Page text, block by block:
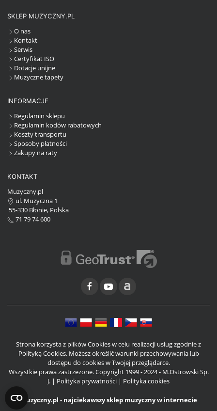
SKLEP MUZYCZNY.PL
O nas
Kontakt
Serwis
Certyfikat ISO
Dotacje unijne
Muzyczne tapety
INFORMACJE
Regulamin sklepu
Regulamin kodów rabatowych
Koszty transportu
Sposoby płatności
Zakupy na raty
KONTAKT
Muzyczny.pl
ul. Muzyczna 1
55-330 Błonie, Polska
71 79 74 600
Strona korzysta z plików Cookies w celu realizacji usług zgodnie z
Polityką Cookies. Możesz określić warunki przechowywania lub
dostępu do cookies w Twojej przeglądarce.
Wszystkie prawa zastrzeżone. Copyright 1999 - 2024 - M.Ostrowski Sp.
J. | Polityka prywatności | Polityka cookies
Muzyczny.pl - najciekawszy sklep muzyczny w internecie